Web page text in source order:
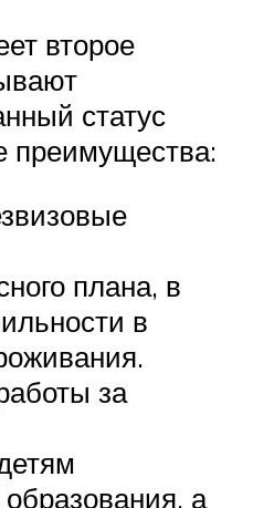
второе
статус
преимущества:
плана, в
в
за
образования, а